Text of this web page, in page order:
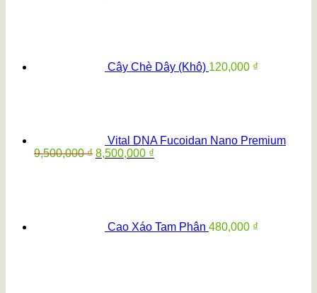
Cây Chè Dây (Khô) 120,000 ₫
Vital DNA Fucoidan Nano Premium
9,500,000₫ Giá
8,500,000 ₫
Cao Xáo Tam Phân 480,000 ₫